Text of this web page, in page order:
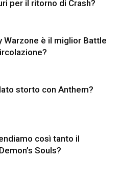
per il ritorno di Crash?
Warzone è il miglior Battle
storto con Anthem?
così tanto il
Souls?